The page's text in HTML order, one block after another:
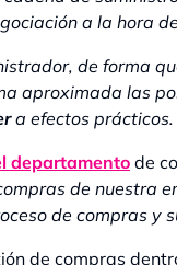
a la hora de
de forma
aproximada las
a efectos prácticos.
departamento de
de nuestra
de compras y
de compras